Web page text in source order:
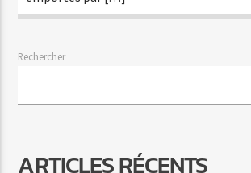
Rechercher
ARTICLES RÉCENTS